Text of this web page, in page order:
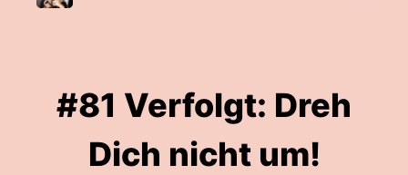
#81 Verfolgt: Dreh
Dich nicht um!